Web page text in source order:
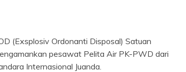
(Exsplosiv Ordonanti Disposal) Satuan
pesawat Pelita Air PK-PWD dari
Internasional Juanda.